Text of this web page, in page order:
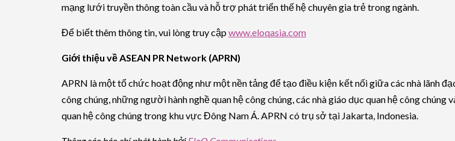
mạng lưới truyền thông toàn cầu và hỗ trợ phát triển thế hệ chuyên gia trẻ trong ngành.
Để biết thêm thông tin, vui lòng truy cập www.eloqasia.com
Giới thiệu về ASEAN PR Network (APRN)
APRN là một tổ chức hoạt động như một nền tảng để tạo điều kiện kết nối giữa các nhà lãnh
công chúng, những người hành nghề quan hệ công chúng, các nhà giáo dục quan hệ công chúng
quan hệ công chúng trong khu vực Đông Nam Á. APRN có trụ sở tại Jakarta, Indonesia.